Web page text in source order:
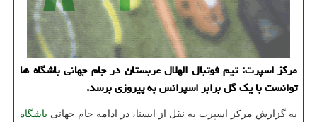
مركز اسپرت: تیم فوتبال الهلال عربستان در جام جهانی باشگاه ها
توانست با یك گل برابر اسپرانس به پیروزی برسد.
به گزارش مركز اسپرت به نقل از ایسنا، در ادامه جام جهانی باشگاه